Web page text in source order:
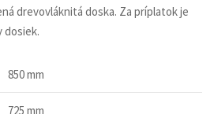
drevovláknitá doska. Za príplatok je
dosiek.
850 mm
725 mm